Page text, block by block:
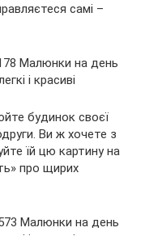
самі –
будинок своєї
Ви ж хочете з
їй цю картину на
про щирих